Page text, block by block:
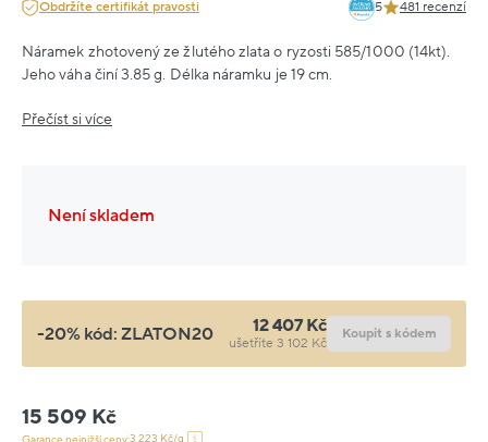
Obdržíte certifikát pravosti 5 481 recenzí
Náramek zhotovený ze žlutého zlata o ryzosti 585/1000 (14kt).
Jeho váha činí 3.85 g. Délka náramku je 19 cm.
Přečíst si více
Není skladem
-20% kód: ZLATON20 12 407 Kč
ušetříte 3 102 Kč
Koupit s kódem
15 509 Kč
3 223 Kč/g